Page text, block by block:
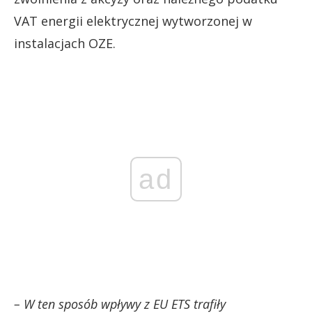
VAT energii elektrycznej wytworzonej w
instalacjach OZE.
ad
– W ten sposób wpływy z EU ETS trafiły